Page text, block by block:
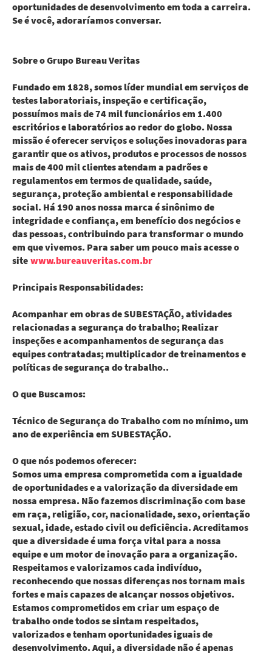
oportunidades de desenvolvimento em toda a carreira.
Se é você, adoraríamos conversar.
Sobre o Grupo Bureau Veritas
Fundado em 1828, somos líder mundial em serviços de
testes laboratoriais, inspeção e certificação,
possuímos mais de 74 mil funcionários em 1.400
escritórios e laboratórios ao redor do globo. Nossa
missão é oferecer serviços e soluções inovadoras para
garantir que os ativos, produtos e processos de nossos
mais de 400 mil clientes atendam a padrões e
regulamentos em termos de qualidade, saúde,
segurança, proteção ambiental e responsabilidade
social. Há 190 anos nossa marca é sinônimo de
integridade e confiança, em benefício dos negócios e
das pessoas, contribuindo para transformar o mundo
em que vivemos. Para saber um pouco mais acesse o
site www.bureauveritas.com.br
Principais Responsabilidades:
Acompanhar em obras de SUBESTAÇÃO, atividades
relacionadas a segurança do trabalho; Realizar
inspeções e acompanhamentos de segurança das
equipes contratadas; multiplicador de treinamentos e
políticas de segurança do trabalho..
O que Buscamos:
Técnico de Segurança do Trabalho com no mínimo, um
ano de experiência em SUBESTAÇÃO.
O que nós podemos oferecer:
Somos uma empresa comprometida com a igualdade
de oportunidades e a valorização da diversidade em
nossa empresa. Não fazemos discriminação com base
em raça, religião, cor, nacionalidade, sexo, orientação
sexual, idade, estado civil ou deficiência. Acreditamos
que a diversidade é uma força vital para a nossa
equipe e um motor de inovação para a organização.
Respeitamos e valorizamos cada indivíduo,
reconhecendo que nossas diferenças nos tornam mais
fortes e mais capazes de alcançar nossos objetivos.
Estamos comprometidos em criar um espaço de
trabalho onde todos se sintam respeitados,
valorizados e tenham oportunidades iguais de
desenvolvimento. Aqui, a diversidade não é apenas